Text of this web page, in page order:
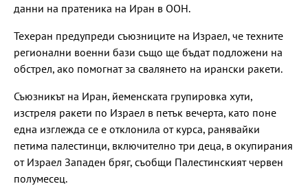
данни на пратеника на Иран в ООН.
Техеран предупреди съюзниците на Израел, че техните
регионални военни бази също ще бъдат подложени на
обстрел, ако помогнат за свалянето на ирански ракети.
Съюзникът на Иран, йеменската групировка хути,
изстреля ракети по Израел в петък вечерта, като поне
една изглежда се е отклонила от курса, ранявайки
петима палестинци, включително три деца, в окупирания
от Израел Западен бряг, съобщи Палестинският червен
полумесец.